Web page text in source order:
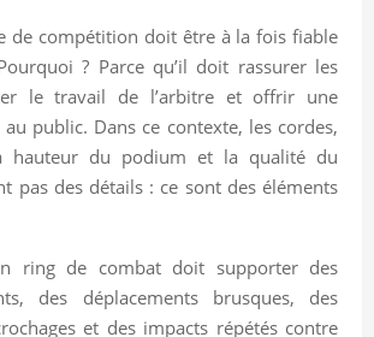
de compétition doit être à la fois fiable
? Parce qu’il doit rassurer les
le travail de l’arbitre et offrir une
public. Dans ce contexte, les cordes,
hauteur du podium et la qualité du
pas des détails : ce sont des éléments
ring de combat doit supporter des
des déplacements brusques, des
et des impacts répétés contre